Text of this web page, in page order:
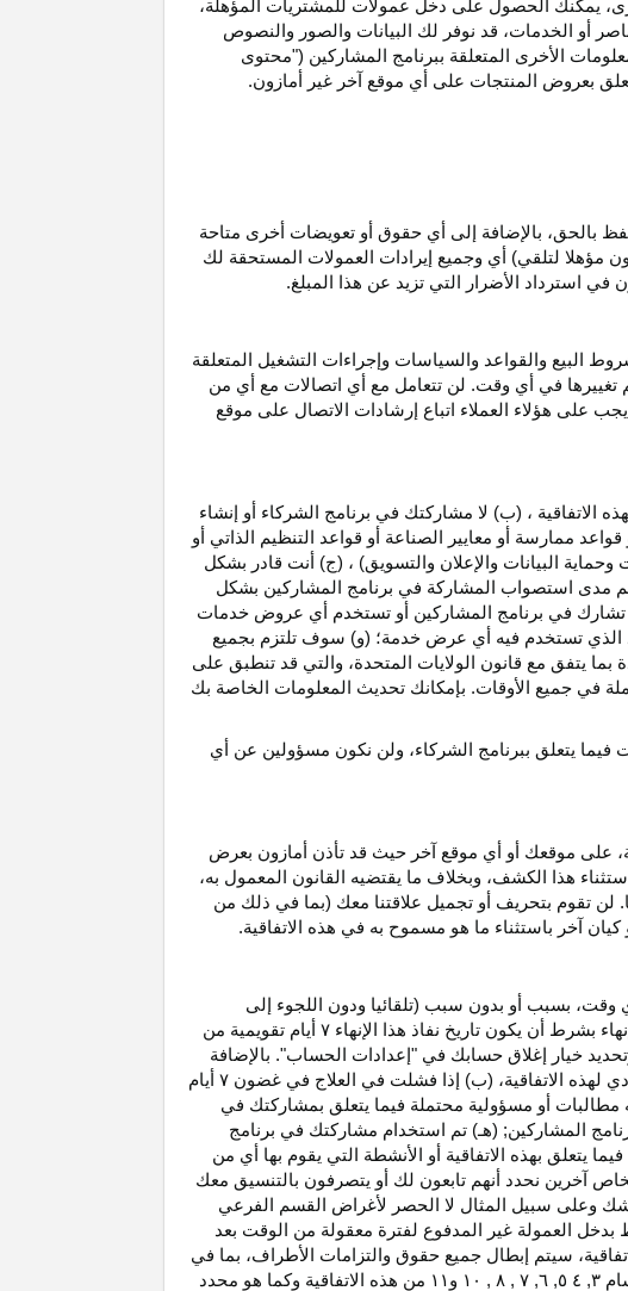
يمكنك الحصول على دخل عمولات للمشتريات
المؤهلة،
أو
الخدمات، قد نوفر لك البيانات والصور والنصوص
الأخرى المتعلقة ببرنامج المشاركين ("محتوى
بعروض المنتجات على أي موقع آخر غير أمازون.
بالحق، بالإضافة إلى أي حقوق أو تعويضات أخرى متاحة
مؤهلا لتلقي) أي وجميع إيرادات العمولات المستحقة لك
استرداد الأضرار التي تزيد عن هذا المبلغ.
البيع والقواعد والسياسات وإجراءات التشغيل المتعلقة
تغييرها في أي وقت. لن تتعامل مع أي اتصالات مع أي من
على هؤلاء العملاء اتباع إرشادات الاتصال على موقع
الاتفاقية ، (ب) لا مشاركتك في برنامج الشركاء أو إنشاء
ممارسة أو معايير الصناعة أو قواعد التنظيم الذاتي أو
البيانات والإعلان والتسويق) ، (ج) أنت قادر بشكل
مدى استصواب
المشاركة في برنامج المشاركين بشكل
تشارك في برنامج المشاركين أو تستخدم أي عروض خدمات
الذي تستخدم فيه أي عرض خدمة؛ (و) سوف تلتزم بجميع
بما يتفق مع قانون الولايات المتحدة، والتي قد تنطبق على
في جميع الأوقات. بإمكانك تحديث المعلومات الخاصة بك
يتعلق ببرنامج الشركاء، ولن نكون مسؤولين عن أي
على موقعك أو أي موقع آخر حيث قد تأذن أمازون بعرض
هذا الكشف، وبخلاف ما يقتضيه القانون المعمول به،
لن تقوم بتحريف أو تجميل علاقتنا معك (بما في ذلك من
كيان آخر باستثناء ما هو مسموح به في هذه الاتفاقية.
وقت، بسبب أو بدون سبب (تلقائيا ودون اللجوء إلى
بشرط أن يكون تاريخ نفاذ هذا الإنهاء ۷ أيام تقويمية من
خيار إغلاق حسابك في "إعدادات الحساب". بالإضافة
لهذه الاتفاقية، (ب) إذا فشلت في العلاج في غضون ۷ أيام
مطالبات أو مسؤولية محتملة فيما يتعلق بمشاركتك في
المشاركين; (هـ) تم استخدام مشاركتك في برنامج
يتعلق بهذه الاتفاقية أو الأنشطة التي يقوم بها أي من
آخرين نحدد أنهم تابعون لك أو يتصرفون بالتنسيق معك
وعلى سبيل المثال لا الحصر لأغراض القسم الفرعي
قد نحتفظ بدخل العمولة غير المدفوع لفترة معقولة من الوقت بعد
سيتم إبطال جميع حقوق والتزامات الأطراف، بما في
۳, ٤ ٥, ٦, ۷ , ۸ , ۱۰ و۱۱ من هذه الاتفاقية وكما هو محدد